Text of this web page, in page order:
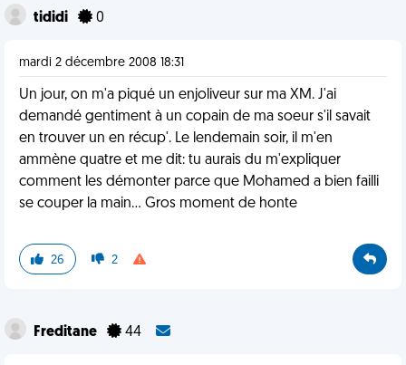
tididi 0
mardi 2 décembre 2008 18:31
Un jour, on m'a piqué un enjoliveur sur ma XM. J'ai
demandé gentiment à un copain de ma soeur s'il savait
en trouver un en récup'. Le lendemain soir, il m'en
ammène quatre et me dit: tu aurais du m'expliquer
comment les démonter parce que Mohamed a bien failli
se couper la main... Gros moment de honte
26 2
Freditane 44